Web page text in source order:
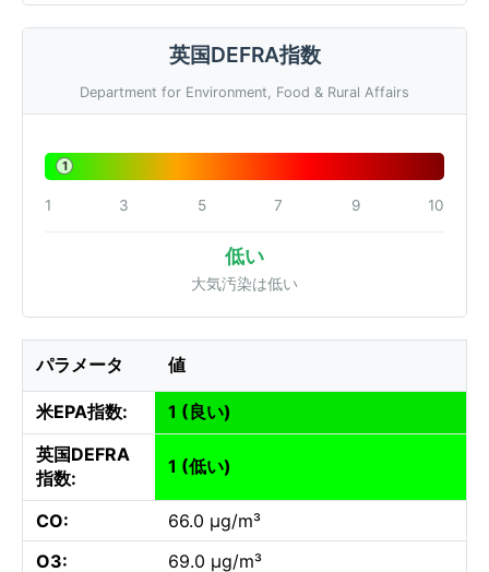
英国DEFRA指数
Department for Environment, Food & Rural Affairs
1
1 3 5 7 9 10
低い
大気汚染は低い
パラメータ 値
米EPA指数:
1 (良い)
英国DEFRA
指数:
1 (低い)
CO:
66.0 µg/m³
O3:
69.0 µg/m³